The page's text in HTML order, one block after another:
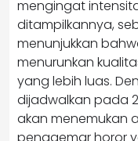
mengingat
ditampilkannya,
menunjukkan
menurunkan
yang lebih luas.
dijadwalkan pada
akan menemukan
penggemar horor